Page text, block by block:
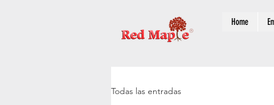
Home
Todas las entradas